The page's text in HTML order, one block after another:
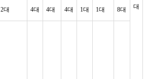
대
2대 4대 4대 4대 1대 1대 8대